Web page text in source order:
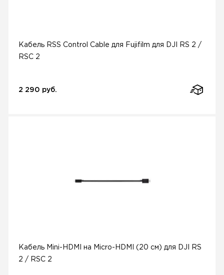
Кабель RSS Control Cable для Fujifilm для DJI RS 2 /
RSC 2
2 290 руб.
Кабель Mini-HDMI на Micro-HDMI (20 см) для DJI RS
2 / RSC 2